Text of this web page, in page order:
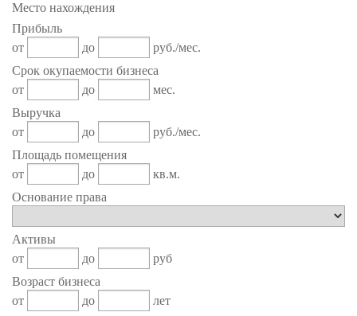
Место нахождения
Прибыль
от
до
руб./мес.
Срок окупаемости бизнеса
от
до
мес.
Выручка
от
до
руб./мес.
Площадь помещения
от
до
кв.м.
Основание права
Активы
от
до
руб
Возраст бизнеса
от
до
лет